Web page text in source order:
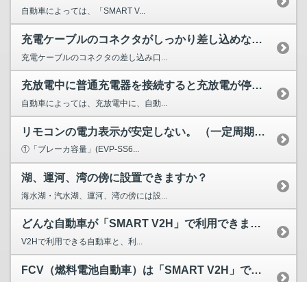
自動車によっては、「SMART V...
充電ケーブルのコネクタがしっかり差し込めない。 または、...
充電ケーブルのコネクタの差し込み口...
充放電中に普通充電器を接続すると充放電が停止する。
自動車によっては、充放電中に、自動...
リモコンの電力表示が安定しない。 （一定周期で変化する）
①「ブレーカ容量」(EVP-SS6...
湖、運河、湾の傍に設置できますか？
海水湖・汽水湖、運河、湾の傍には設...
どんな自動車が「SMART V2H」で利用できますか？
V2Hで利用できる自動車と、利...
FCV（燃料電池自動車）は「SMART V2H」で利用でき...